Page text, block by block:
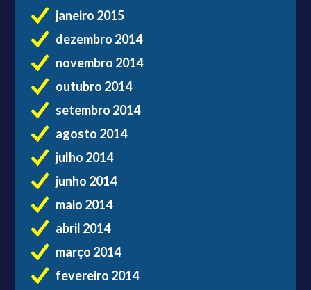
janeiro 2015
dezembro 2014
novembro 2014
outubro 2014
setembro 2014
agosto 2014
julho 2014
junho 2014
maio 2014
abril 2014
março 2014
fevereiro 2014